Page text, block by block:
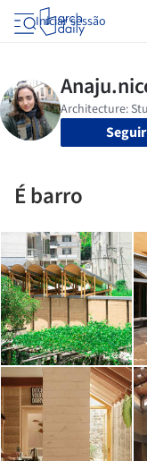
Iniciar sessão
Seguir
É barro